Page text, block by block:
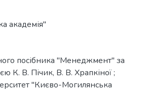
академія"
посібника "Менеджмент" за
К. В. Пічик, В. В. Храпкіної ;
"Києво-Могилянська